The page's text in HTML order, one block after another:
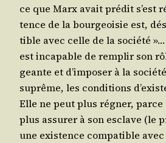
ce que Marx avait pré­dit s’est
tence de la bour­geoi­sie est,
tible avec celle de la socié­té
est inca­pable de rem­plir son
geante et d’im­po­ser à la
suprême, les condi­tions
Elle ne peut plus régner, parce
plus assu­rer à son esclave (le
une exis­tence com­pa­tible